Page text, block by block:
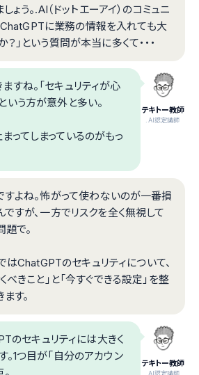
ょう。.AI（ドットエーアイ）のコミュニ
ChatGPTに業務の情報を入れても大
」という質問が本当に多くて・・・
テキトー教師
.AI認定講師
すね。「セキュリティが心
いう方が意外と多い。
ってしまっているのがもっ
すよね。怖がって使わないのが一番損
ですが、一方でリスクを全く無視して
で。
はChatGPTのセキュリティについて、
べきこと」と「今すぐできる設定」を整
す。
テキトー教師
.AI認定講師
のセキュリティには大きく
1つ目が「自分のアカウン